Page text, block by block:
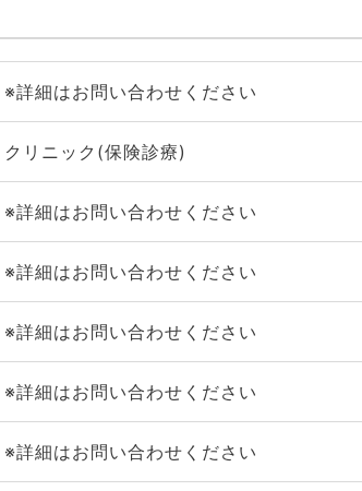
※詳細はお問い合わせください
クリニック(保険診療)
※詳細はお問い合わせください
※詳細はお問い合わせください
※詳細はお問い合わせください
※詳細はお問い合わせください
※詳細はお問い合わせください